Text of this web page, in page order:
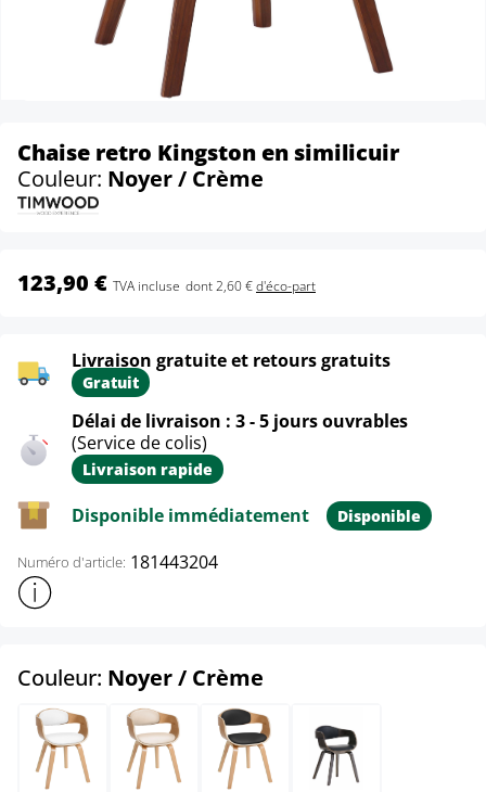
Chaise retro Kingston en similicuir
Couleur: Noyer / Crème
123,90 € TVA incluse dont 2,60 €d'éco-part
Livraison gratuite et retours gratuits
Gratuit
Délai de livraison : 3 - 5 jours ouvrables
(Service de colis)
Livraison rapide
Disponible immédiatement Disponible
Numéro d'article: 181443204
Afficher plus d'informations sur le produit
Couleur: Noyer / Crème
Nature / BlancNature / CrèmeNature / NoirNoir / Gris